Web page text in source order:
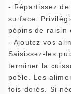
- Répartissez
surface.
pépins de raisin
- Ajoutez vos
Saisissez-les
terminer la
poêle. Les
fois dorés. Si